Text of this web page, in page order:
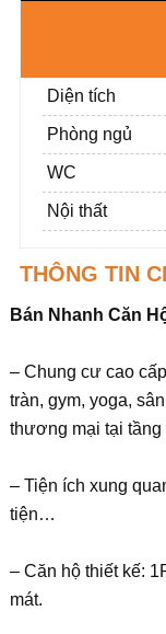
Diện tích
Phòng ngủ
WC
Nội thất
THÔNG TIN
Bán Nhanh Căn
– Chung cư cao
tràn, gym, yoga,
thương mại tại tầng
– Tiện ích xung
tiện…
– Căn hộ thiết kế:
mát.